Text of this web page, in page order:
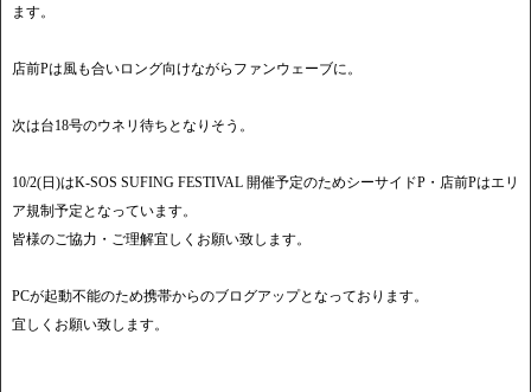
ます。
店前Pは風も合いロング向けながらファンウェーブに。
次は台18号のウネリ待ちとなりそう。
10/2(日)はK-SOS SUFING FESTIVAL 開催予定のためシーサイドP・店前Pはエリ
ア規制予定となっています。
皆様のご協力・ご理解宜しくお願い致します。
PCが起動不能のため携帯からのブログアップとなっております。
宜しくお願い致します。